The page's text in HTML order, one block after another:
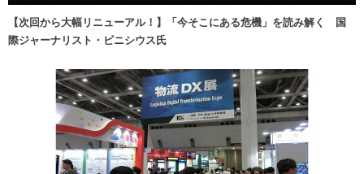
【次回から大幅リニューアル！】「今そこにある危機」を読み解く 国
際ジャーナリスト・ビニシウス氏